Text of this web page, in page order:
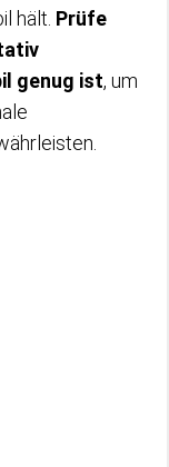
hält. Prüfe
genug ist, um